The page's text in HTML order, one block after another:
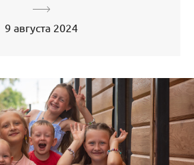
9 августа 2024